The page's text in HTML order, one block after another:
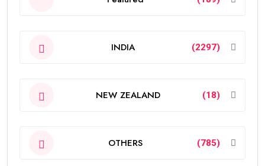
INDIA (2297)
NEW ZEALAND (18)
OTHERS (785)